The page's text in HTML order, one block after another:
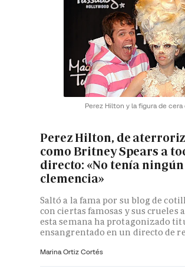
Perez Hilton y la figura de cera
Perez Hilton, de
como Britney Spears a
directo: «No tenía
clemencia»
Saltó a la fama por su blog de
con ciertas famosas y sus crueles
esta semana ha protagonizado
ensangrentado en un directo de
Marina Ortiz Cortés